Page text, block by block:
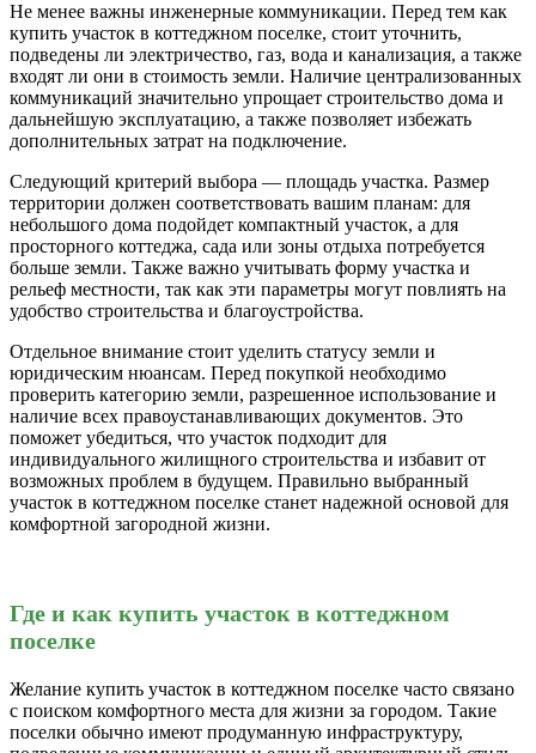
Не менее важны инженерные коммуникации. Перед тем как
купить участок в коттеджном поселке, стоит уточнить,
подведены ли электричество, газ, вода и канализация, а также
входят ли они в стоимость земли. Наличие централизованных
коммуникаций значительно упрощает строительство дома и
дальнейшую эксплуатацию, а также позволяет избежать
дополнительных затрат на подключение.
Следующий критерий выбора — площадь участка. Размер
территории должен соответствовать вашим планам: для
небольшого дома подойдет компактный участок, а для
просторного коттеджа, сада или зоны отдыха потребуется
больше земли. Также важно учитывать форму участка и
рельеф местности, так как эти параметры могут повлиять на
удобство строительства и благоустройства.
Отдельное внимание стоит уделить статусу земли и
юридическим нюансам. Перед покупкой необходимо
проверить категорию земли, разрешенное использование и
наличие всех правоустанавливающих документов. Это
поможет убедиться, что участок подходит для
индивидуального жилищного строительства и избавит от
возможных проблем в будущем. Правильно выбранный
участок в коттеджном поселке станет надежной основой для
комфортной загородной жизни.
Где и как купить участок в коттеджном
поселке
Желание купить участок в коттеджном поселке часто связано
с поиском комфортного места для жизни за городом. Такие
поселки обычно имеют продуманную инфраструктуру,